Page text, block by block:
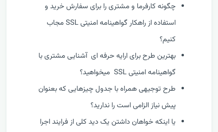
چگونه کارفرما و مشتری را برای سفارش خرید و
استفاده از راهکار گواهینامه امنیتی SSL مجاب
کنیم؟
بهترین طرح برای ارایه حرفه ای آشنایی مشتری با
گواهینامه امنیتی SSL میخواهید؟
طرح توجیهی همراه با جدول چیزهایی که بعنوان
پیش نیاز الزامی است را ندارید؟
یا اینکه خواهان داشتن یک دید کلی از فرایند اجرا